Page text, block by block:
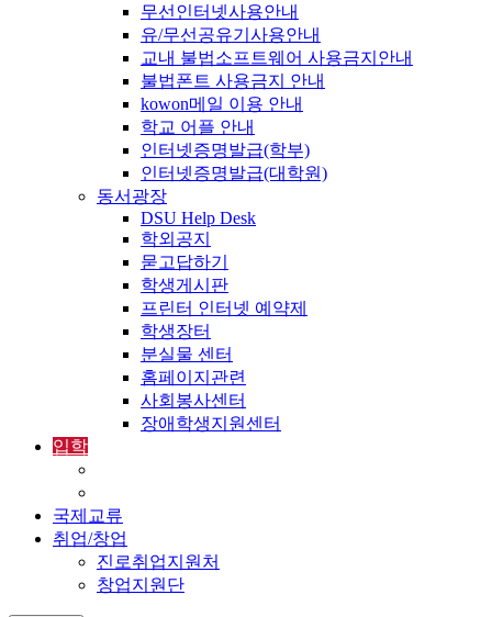
무선인터넷사용안내
유/무선공유기사용안내
교내 불법소프트웨어 사용금지안내
불법폰트 사용금지 안내
kowon메일 이용 안내
학교 어플 안내
인터넷증명발급(학부)
인터넷증명발급(대학원)
동서광장
DSU Help Desk
학외공지
묻고답하기
학생게시판
프린터 인터넷 예약제
학생장터
분실물 센터
홈페이지관련
사회봉사센터
장애학생지원센터
입학
국제교류
취업/창업
진로취업지원처
창업지원단